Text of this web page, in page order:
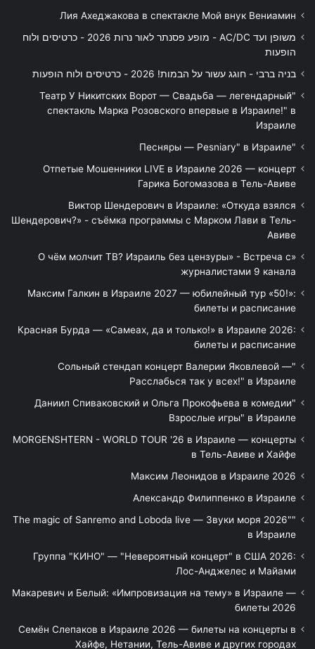
Лия Ахеджакова в спектакле Мой внук Вениамин
משופן ועד AC/DC - מופע פסנתר לאור נרות 2026 - כרטיסים ולוח
הופעות
בניה ברבי - חוגג עשור על הבמות! 2026 - כרטיסים ולוח הופעות
"Театр У Никитских Ворот — Свадьба — легендарный
спектакль Марка Розовского впервые в Израиле!" в
Израиле
"Песняры — Pesniary" в Израиле
Отпетые Мошенники LIVE в Израиле 2026 — концерт
Гарика Богомазова в Тель-Авиве
Виктор Шендерович в Израиле: «Откуда взялся
Шендерович?» - съёмка программы с Марком Лави в Тель-
Авиве
«О чём молчит ТВ? Израиль без цензуры» - Встреча с
журналистами 9 канала
Максим Галкин в Израиле 2027 — юбилейный тур «50!»:
билеты и расписание
Красная Бурда — «Самеах, да и только!» в Израиле 2026:
билеты и расписание
"Сольный стендап концерт Валерии Яковлевой —
Расслабься так у всех!" в Израиле
"Даниил Спиваковский и Ольга Прокофьева в комедии
Взрослые игры" в Израиле
MORGENSHTERN - WORLD TOUR '26 в Израиле — концерты
в Тель-Авиве и Хайфе
Максим Леонидов в Израиле 2026
Александр Филиппенко в Израиле
"The magic of Sanremo and Loboda live — Звуки моря 2026"
в Израиле
Группа "КИНО" — "Невероятный концерт" в США 2026:
Лос-Анджелес и Майами
Макаревич и Белый: «Импровизация на тему» в Израиле —
билеты 2026
Семён Слепаков в Израиле 2026 — билеты на концерты в
Хайфе, Нетании, Тель-Авиве и других городах